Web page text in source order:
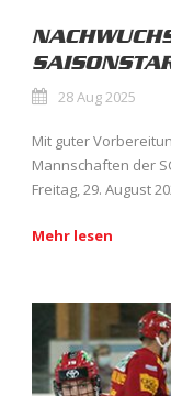
28 Aug 2025
Mit guter
Mannschaften der
Freitag, 29. August
Mehr lesen